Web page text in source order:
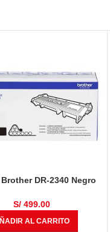
DR-2340 Negro
S/ 499.00
AL CARRITO